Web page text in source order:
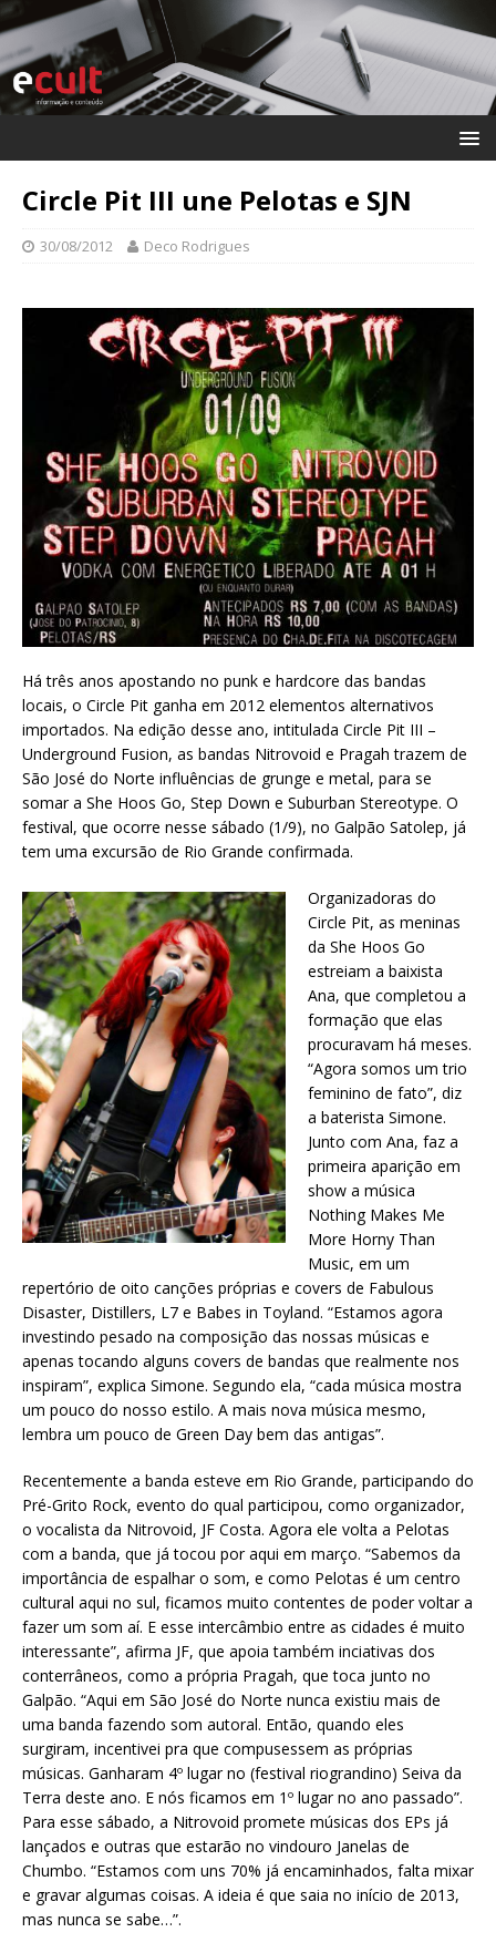
Circle Pit III une Pelotas e SJN
30/08/2012 Deco Rodrigues
Há três anos apostando no punk e hardcore das bandas
locais, o Circle Pit ganha em 2012 elementos alternativos
importados. Na edição desse ano, intitulada Circle Pit III –
Underground Fusion, as bandas Nitrovoid e Pragah trazem de
São José do Norte influências de grunge e metal, para se
somar a She Hoos Go, Step Down e Suburban Stereotype. O
festival, que ocorre nesse sábado (1/9), no Galpão Satolep, já
tem uma excursão de Rio Grande confirmada.
Organizadoras do
Circle Pit, as meninas
da She Hoos Go
estreiam a baixista
Ana, que completou a
formação que elas
procuravam há meses.
“Agora somos um trio
feminino de fato”, diz
a baterista Simone.
Junto com Ana, faz a
primeira aparição em
show a música
Nothing Makes Me
More Horny Than
Music, em um
repertório de oito canções próprias e covers de Fabulous
Disaster, Distillers, L7 e Babes in Toyland. “Estamos agora
investindo pesado na composição das nossas músicas e
apenas tocando alguns covers de bandas que realmente nos
inspiram”, explica Simone. Segundo ela, “cada música mostra
um pouco do nosso estilo. A mais nova música mesmo,
lembra um pouco de Green Day bem das antigas”.
Recentemente a banda esteve em Rio Grande, participando do
Pré-Grito Rock, evento do qual participou, como organizador,
o vocalista da Nitrovoid, JF Costa. Agora ele volta a Pelotas
com a banda, que já tocou por aqui em março. “Sabemos da
importância de espalhar o som, e como Pelotas é um centro
cultural aqui no sul, ficamos muito contentes de poder voltar a
fazer um som aí. E esse intercâmbio entre as cidades é muito
interessante”, afirma JF, que apoia também inciativas dos
conterrâneos, como a própria Pragah, que toca junto no
Galpão. “Aqui em São José do Norte nunca existiu mais de
uma banda fazendo som autoral. Então, quando eles
surgiram, incentivei pra que compusessem as próprias
músicas. Ganharam 4º lugar no (festival riograndino) Seiva da
Terra deste ano. E nós ficamos em 1º lugar no ano passado”.
Para esse sábado, a Nitrovoid promete músicas dos EPs já
lançados e outras que estarão no vindouro Janelas de
Chumbo. “Estamos com uns 70% já encaminhados, falta mixar
e gravar algumas coisas. A ideia é que saia no início de 2013,
mas nunca se sabe…”.